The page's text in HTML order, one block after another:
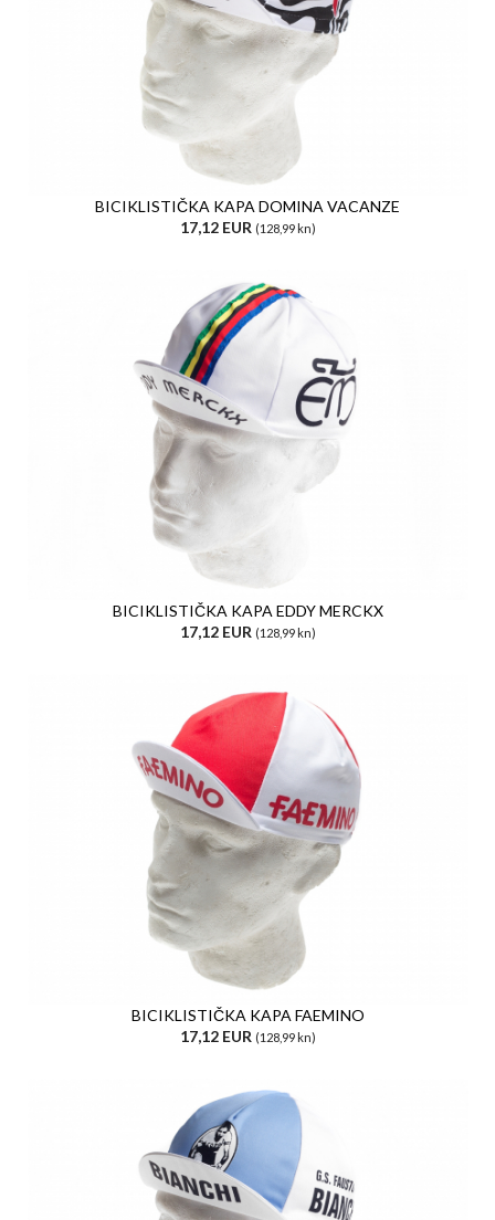
BICIKLISTIČKA KAPA DOMINA VACANZE
17,12 EUR (128,99 kn)
BICIKLISTIČKA KAPA EDDY MERCKX
17,12 EUR (128,99 kn)
BICIKLISTIČKA KAPA FAEMINO
17,12 EUR (128,99 kn)